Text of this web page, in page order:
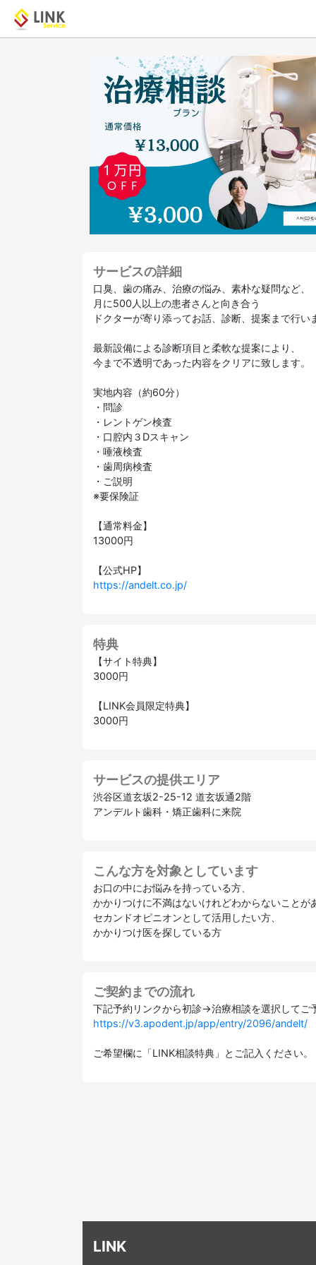
サービスの詳細
口臭、歯の痛み、治療の悩み、素朴な疑問など、
月に500人以上の患者さんと向き合う
ドクターが寄り添ってお話、診断、提案まで行い
最新設備による診断項目と柔軟な提案により、
今まで不透明であった内容をクリアに致します。
実地内容（約60分）
・問診
・レントゲン検査
・口腔内３Dスキャン
・唾液検査
・歯周病検査
・ご説明
※要保険証
【通常料金】
13000円
【公式HP】
https://andelt.co.jp/
特典
【サイト特典】
3000円
【LINK会員限定特典】
3000円
サービスの提供エリア
渋谷区道玄坂2-25-12 道玄坂通2階
アンデルト歯科・矯正歯科に来院
こんな方を対象としています
お口の中にお悩みを持っている方、
かかりつけに不満はないけれどわからないことが
セカンドオピニオンとして活用したい方、
かかりつけ医を探している方
ご契約までの流れ
下記予約リンクから初診→治療相談を選択してご
https://v3.apodent.jp/app/entry/2096/andelt/
ご希望欄に「LINK相談特典」とご記入ください。
LINK